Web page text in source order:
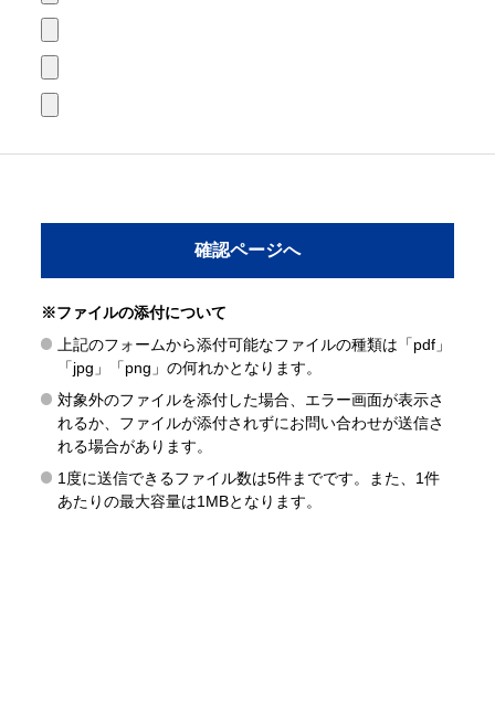
※ファイルの添付について
上記のフォームから添付可能なファイルの種類は「pdf」
「jpg」「png」の何れかとなります。
対象外のファイルを添付した場合、エラー画面が表示さ
れるか、ファイルが添付されずにお問い合わせが送信さ
れる場合があります。
1度に送信できるファイル数は5件までです。また、1件
あたりの最大容量は1MBとなります。